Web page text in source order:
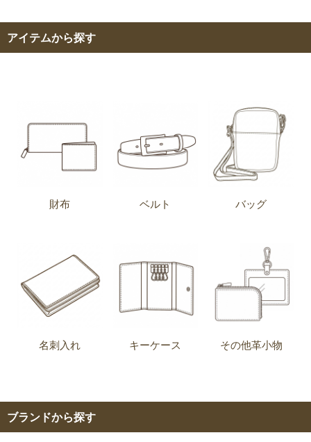
アイテムから探す
財布 ベルト バッグ
名刺入れ キーケース その他革小物
ブランドから探す